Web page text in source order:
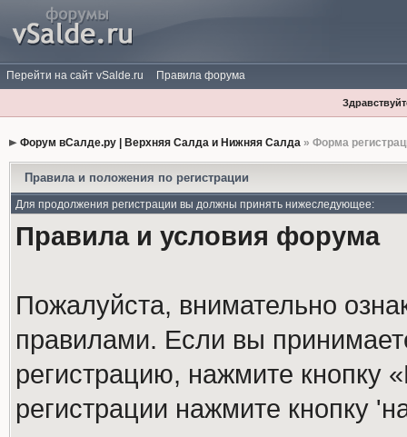
Перейти на сайт vSalde.ru Правила форума
Форум вСалде.ру | Верхняя Салда и Нижняя Салда» Форма
Правила и положения по регистрации
Для продолжения регистрации вы должны принять нижеследующее:
Правила и условия форума
Пожалуйста, внимательно
правилами. Если вы
регистрацию, нажмите кнопку
регистрации нажмите кнопку